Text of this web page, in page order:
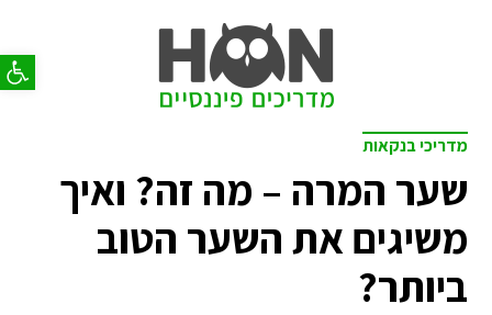
פתח
מדריכי בנקאות
שער המרה – מה זה? ואיך
משיגים את השער הטוב
ביותר?